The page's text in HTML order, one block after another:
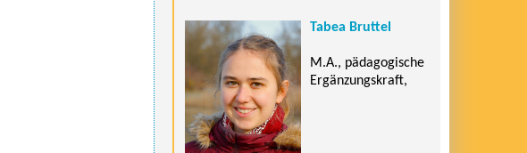
Tabea Bruttel
M.A., pädagogische
Ergänzungskraft,